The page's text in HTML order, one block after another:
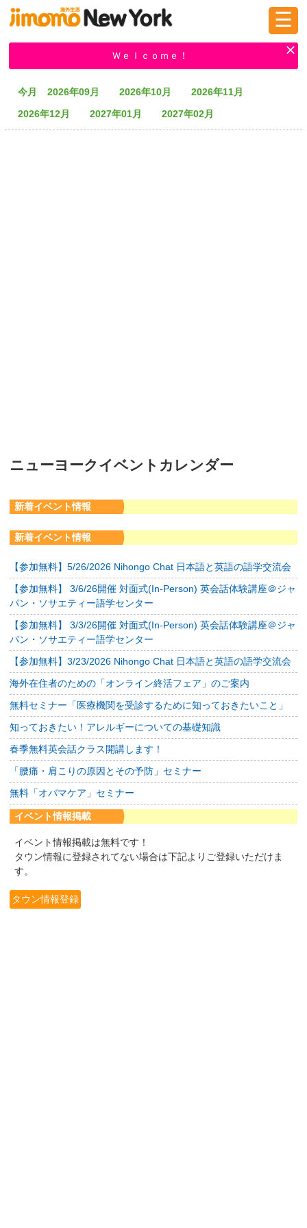
掲示板 タウン情報 教えて！
☰
Ｗｅｌｃｏｍｅ！
今月 2026年09月 2026年10月
2026年11月
2026年12月
2027年01月 2027年02月
ニューヨークイベントカレンダー
新着イベント情報
新着イベント情報
【参加無料】5/26/2026 Nihongo Chat 日本語と英語の語学交流会
【参加無料】 3/6/26開催 対面式(In-Person) 英会話体験講座＠ジャ
パン・ソサエティー語学センター
【参加無料】 3/3/26開催 対面式(In-Person) 英会話体験講座＠ジャ
パン・ソサエティー語学センター
【参加無料】3/23/2026 Nihongo Chat 日本語と英語の語学交流会
海外在住者のための「オンライン終活フェア」のご案内
無料セミナー「医療機関を受診するために知っておきたいこと」
知っておきたい！アレルギーについての基礎知識
春季無料英会話クラス開講します！
「腰痛・肩こりの原因とその予防」セミナー
無料「オバマケア」セミナー
イベント情報掲載
イベント情報掲載は無料です！
タウン情報に登録されてない場合は下記よりご登録いただけま
す。
タウン情報登録